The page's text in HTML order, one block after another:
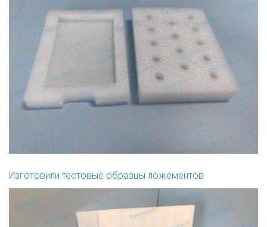
Изготовили тестовые образцы ложементов